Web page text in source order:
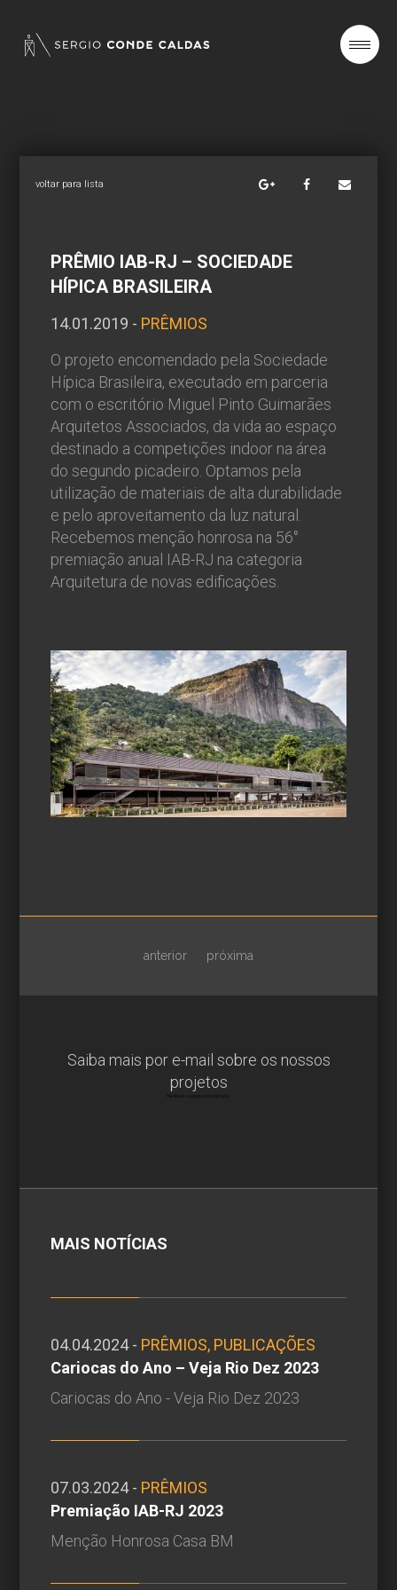
PROJETOS
CONTATO
voltar para lista
PRÊMIO IAB-RJ – SOCIEDADE
HÍPICA BRASILEIRA
14.01.2019 - PRÊMIOS
O projeto encomendado pela Sociedade
Hípica Brasileira, executado em parceria
com o escritório Miguel Pinto Guimarães
Arquitetos Associados, da vida ao espaço
destinado a competições indoor na área
do segundo picadeiro. Optamos pela
utilização de materiais de alta durabilidade
e pelo aproveitamento da luz natural.
Recebemos menção honrosa na 56°
premiação anual IAB-RJ na categoria
Arquitetura de novas edificações.
anterior próxima
Saiba mais por e-mail sobre os nossos
projetos
MAIS NOTÍCIAS
04.04.2024 - PRÊMIOS, PUBLICAÇÕES
Cariocas do Ano – Veja Rio Dez 2023
Cariocas do Ano - Veja Rio Dez 2023
07.03.2024 - PRÊMIOS
Premiação IAB-RJ 2023
Menção Honrosa Casa BM